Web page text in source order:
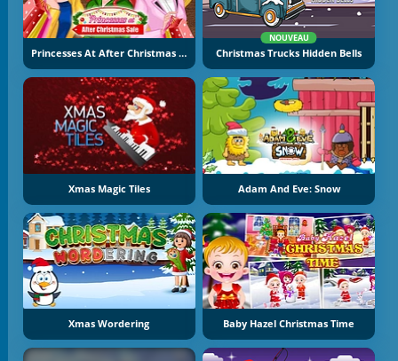
Princesses At After Christmas Sale
NOUVEAU
Christmas Trucks Hidden Bells
Xmas Magic Tiles Adam And Eve: Snow
Xmas Wordering Baby Hazel Christmas Time